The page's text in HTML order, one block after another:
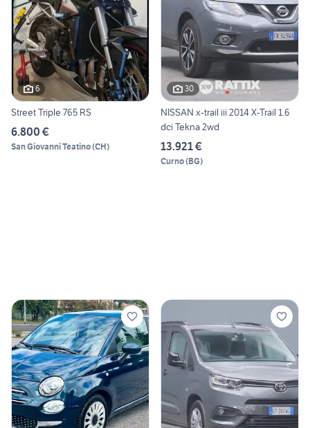
6
Street Triple 765 RS
6.800 €
San Giovanni Teatino(CH)
30
NISSAN x-trail iii 2014 X-Trail 1.6
dci Tekna 2wd
13.921 €
Curno(BG)